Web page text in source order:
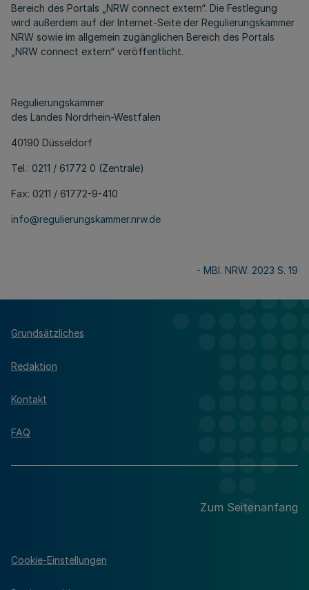
Bereich des Portals „NRW connect extern“. Die Festlegung
wird außerdem auf der Internet-Seite der Regulierungskammer
NRW sowie im allgemein zugänglichen Bereich des Portals
„NRW connect extern“ veröffentlicht.
Regulierungskammer
des Landes Nordrhein-Westfalen
40190 Düsseldorf
Tel.: 0211 / 61772 0 (Zentrale)
Fax: 0211 / 61772-9-410
info@regulierungskammer.nrw.de
- MBl. NRW. 2023 S. 19
Grundsätzliches
Redaktion
Kontakt
FAQ
Zum Seitenanfang
Cookie-Einstellungen